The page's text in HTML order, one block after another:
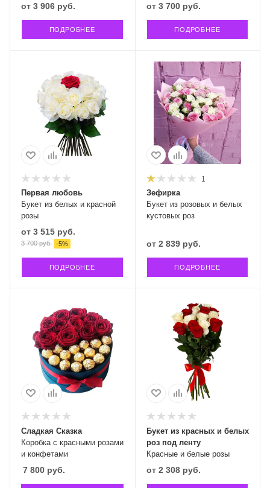
от 3 906 руб.
ПОДРОБНЕЕ
от 3 700 руб.
ПОДРОБНЕЕ
Букет из белых и красной
розы
Первая любовь
от 3 515 руб.
3 700 руб. -5%
ПОДРОБНЕЕ
1
Букет из розовых и белых
кустовых роз
Зефирка
от 2 839 руб.
ПОДРОБНЕЕ
Коробка с красными розами
и конфетами
Сладкая Сказка
7 800 руб.
Красные и белые розы
Букет из красных и белых
роз под ленту
от 2 308 руб.